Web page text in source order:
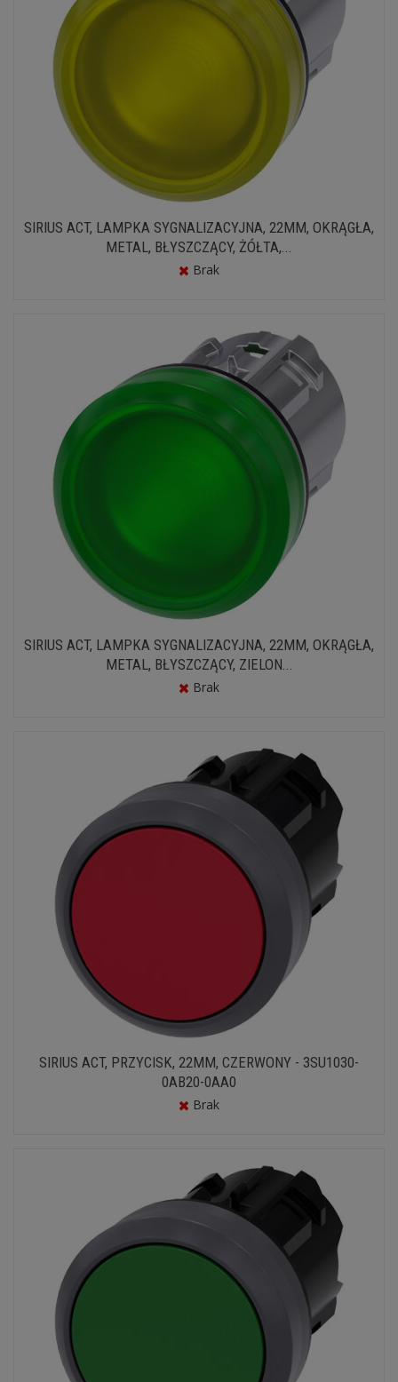
SIRIUS ACT, LAMPKA SYGNALIZACYJNA, 22MM, OKRĄGŁA,
METAL, BŁYSZCZĄCY, ŻÓŁTA,...
Brak
SIRIUS ACT, LAMPKA SYGNALIZACYJNA, 22MM, OKRĄGŁA,
METAL, BŁYSZCZĄCY, ZIELON...
Brak
SIRIUS ACT, PRZYCISK, 22MM, CZERWONY - 3SU1030-
0AB20-0AA0
Brak